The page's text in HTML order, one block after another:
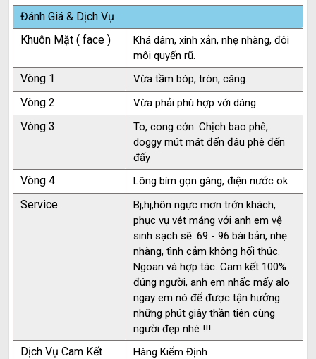
Đánh Giá & Dịch Vụ
Khuôn Mặt ( face )
Khá dâm, xinh xắn, nhẹ nhàng, đôi
môi quyến rũ.
Vòng 1 Vừa tầm bóp, tròn, căng.
Vòng 2 Vừa phải phù hợp với dáng
Vòng 3
To, cong cớn. Chịch bao phê,
doggy mút mát đến đâu phê đến
đấy
Vòng 4 Lông bím gọn gàng, điện nước ok
Service
Bj,hj,hôn ngực mơn trớn khách,
phục vụ vét máng với anh em vệ
sinh sạch sẽ. 69 - 96 bài bản, nhẹ
nhàng, tình cảm không hối thúc.
Ngoan và hợp tác. Cam kết 100%
đúng người, anh em nhấc mấy alo
ngay em nó để được tận hưởng
những phút giây thần tiên cùng
người đẹp nhé !!!
Dịch Vụ Cam Kết Hàng Kiểm Định